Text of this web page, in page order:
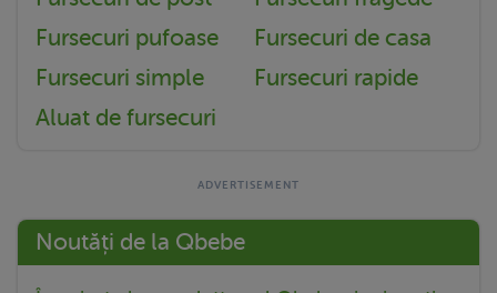
Fursecuri pufoase
Fursecuri de casa
Fursecuri simple
Fursecuri rapide
Aluat de fursecuri
Noutăți de la Qbebe